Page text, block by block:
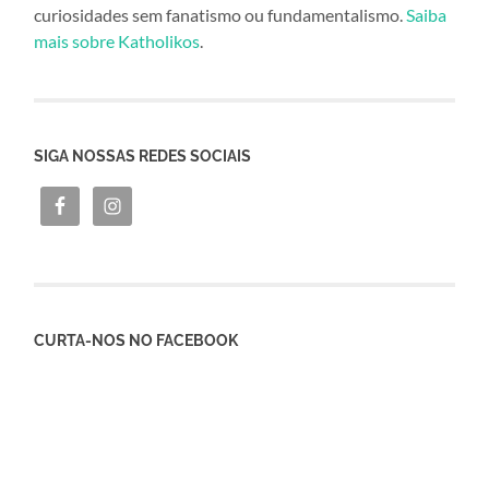
curiosidades sem fanatismo ou fundamentalismo.Saiba
mais sobre Katholikos.
SIGA NOSSAS REDES SOCIAIS
CURTA-NOS NO FACEBOOK